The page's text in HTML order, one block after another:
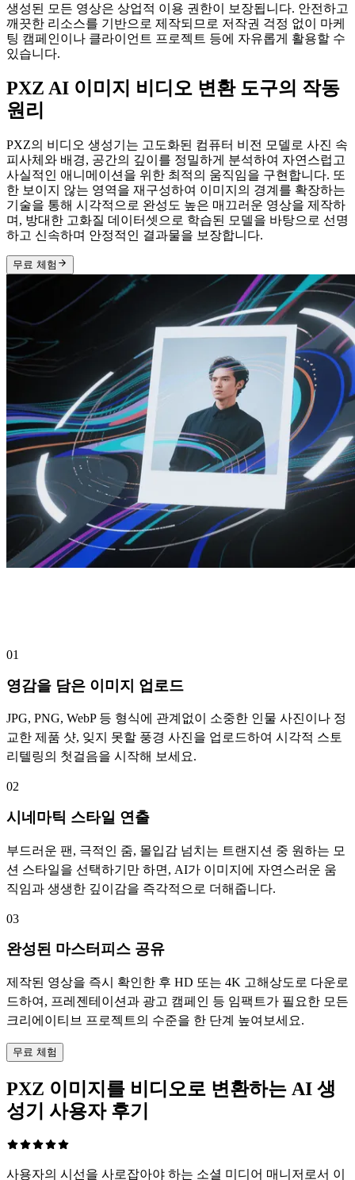
생성된 모든 영상은 상업적 이용 권한이 보장됩니다. 안전하고
깨끗한 리소스를 기반으로 제작되므로 저작권 걱정 없이 마케
팅 캠페인이나 클라이언트 프로젝트 등에 자유롭게 활용할 수
있습니다.
PXZ AI 이미지 비디오 변환 도구의 작동
원리
PXZ의 비디오 생성기는 고도화된 컴퓨터 비전 모델로 사진 속
피사체와 배경, 공간의 깊이를 정밀하게 분석하여 자연스럽고
사실적인 애니메이션을 위한 최적의 움직임을 구현합니다. 또
한 보이지 않는 영역을 재구성하여 이미지의 경계를 확장하는
기술을 통해 시각적으로 완성도 높은 매끄러운 영상을 제작하
며, 방대한 고화질 데이터셋으로 학습된 모델을 바탕으로 선명
하고 신속하며 안정적인 결과물을 보장합니다.
무료 체험
01
영감을 담은 이미지 업로드
JPG, PNG, WebP 등 형식에 관계없이 소중한 인물 사진이나 정
교한 제품 샷, 잊지 못할 풍경 사진을 업로드하여 시각적 스토
리텔링의 첫걸음을 시작해 보세요.
02
시네마틱 스타일 연출
부드러운 팬, 극적인 줌, 몰입감 넘치는 트랜지션 중 원하는 모
션 스타일을 선택하기만 하면, AI가 이미지에 자연스러운 움
직임과 생생한 깊이감을 즉각적으로 더해줍니다.
03
완성된 마스터피스 공유
제작된 영상을 즉시 확인한 후 HD 또는 4K 고해상도로 다운로
드하여, 프레젠테이션과 광고 캠페인 등 임팩트가 필요한 모든
크리에이티브 프로젝트의 수준을 한 단계 높여보세요.
무료 체험
PXZ 이미지를 비디오로 변환하는 AI 생
성기 사용자 후기
사용자의 시선을 사로잡아야 하는 소셜 미디어 매니저로서 이